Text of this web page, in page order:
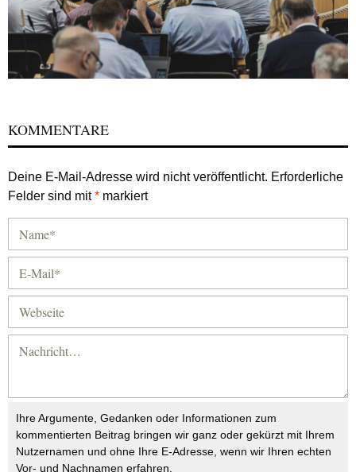
KOMMENTARE
Deine E-Mail-Adresse wird nicht veröffentlicht. Erforderliche
Felder sind mit* markiert
Ihre Argumente, Gedanken oder Informationen zum
kommentierten Beitrag bringen wir ganz oder gekürzt mit Ihrem
Nutzernamen und ohne Ihre E-Adresse, wenn wir Ihren echten
Vor- und Nachnamen erfahren.